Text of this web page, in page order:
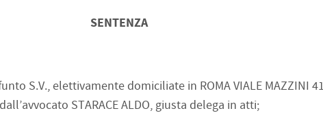
SENTENZA
S.V., elettivamente domiciliate in ROMA VIALE MAZZINI
STARACE ALDO, giusta delega in atti;